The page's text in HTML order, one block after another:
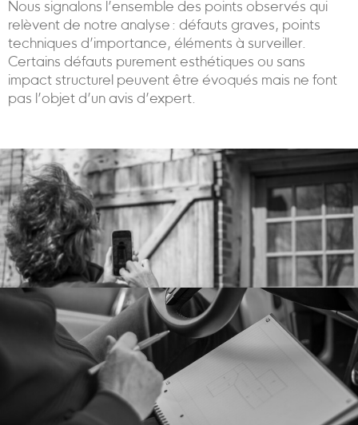
Nous signalons l’ensemble des points observés qui
relèvent de notre analyse : défauts graves, points
techniques d’importance, éléments à surveiller.
Certains défauts purement esthétiques ou sans
impact structurel peuvent être évoqués mais ne font
pas l’objet d’un avis d’expert.